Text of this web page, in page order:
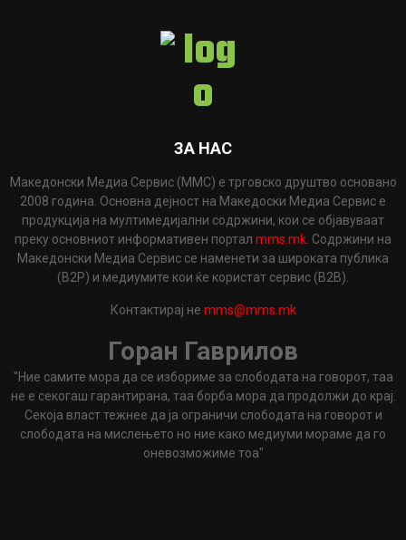
ЗА НАС
Македонски Медиа Сервис (ММС) е трговско друштво основано
2008 година. Основна дејност на Македоски Медиа Сервис е
продукција на мултимедијални содржини, кои се објавуваат
преку основниот информативен портал mms.mk . Содржини на
Македонски Медиа Сервис се наменети за широката публика
(B2P) и медиумите кои ќе користат сервис (B2B).
Контактирај не mms@mms.mk
Горан Гаврилов
"Ние самите мора да се избориме за слободата на говорот, таа
не е секогаш гарантирана, таа борба мора да продолжи до крај.
Секоја власт тежнее да ја ограничи слободата на говорот и
слободата на мислењето но ние како медиуми мораме да го
оневозможиме тоа"